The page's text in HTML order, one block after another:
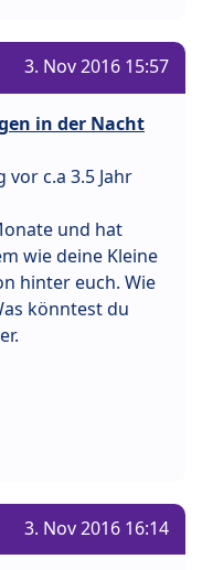
3. Nov 2016 15:57
in der Nacht
c.a 3.5 Jahr
und hat
wie deine Kleine
hinter euch. Wie
könntest du
3. Nov 2016 16:14